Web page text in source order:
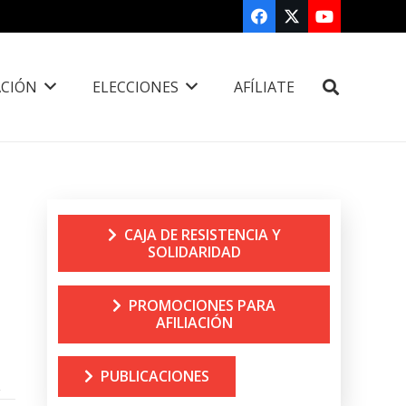
ELECCIONES AFÍLIATE
CAJA DE RESISTENCIA Y
SOLIDARIDAD
PROMOCIONES PARA
AFILIACIÓN
PUBLICACIONES